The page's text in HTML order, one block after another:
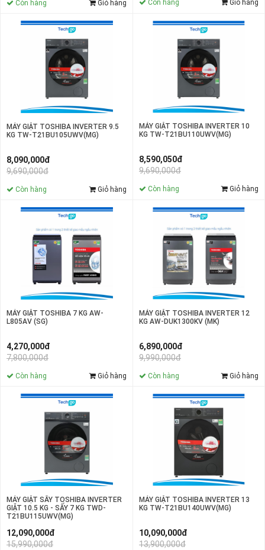
Còn hàng Giỏ hàng Còn hàng Giỏ hàng
MÁY GIẶT TOSHIBA INVERTER 9.5
KG TW-T21BU105UWV(MG)
8,090,000đ
9,690,000đ
Còn hàng Giỏ hàng
MÁY GIẶT TOSHIBA INVERTER 10
KG TW-T21BU110UWV(MG)
8,590,050đ
9,690,000đ
Còn hàng Giỏ hàng
MÁY GIẶT TOSHIBA 7 KG AW-
L805AV (SG)
4,270,000đ
7,800,000đ
Còn hàng Giỏ hàng
MÁY GIẶT TOSHIBA INVERTER 12
KG AW-DUK1300KV (MK)
6,890,000đ
9,990,000đ
Còn hàng Giỏ hàng
MÁY GIẶT SẤY TOSHIBA INVERTER
GIẶT 10.5 KG - SẤY 7 KG TWD-
T21BU115UWV(MG)
12,090,000đ
15,990,000đ
MÁY GIẶT TOSHIBA INVERTER 13
KG TW-T21BU140UWV(MG)
10,090,000đ
13,900,000đ